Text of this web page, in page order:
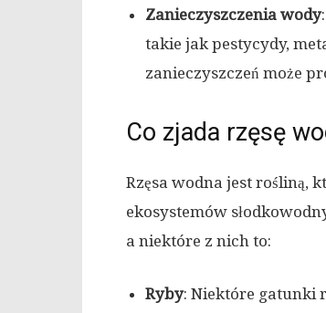
Zanieczyszczenia wody
takie jak pestycydy,
zanieczyszczeń może
Co zjada rzęsę
Rzęsa wodna jest rośliną,
ekosystemów
a niektóre z nich to:
Ryby: Niektóre gatunki